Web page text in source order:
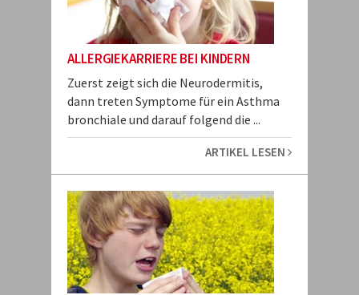
ALLERGIEKARRIERE BEI KINDERN
Zuerst zeigt sich die Neurodermitis,
dann treten Symptome für ein Asthma
bronchiale und darauf folgend die ...
ARTIKEL LESEN